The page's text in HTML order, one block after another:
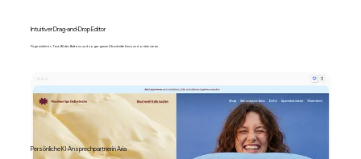
Intuitiver Drag-and-Drop Editor
Füge mühelos Text, Bilder, Buttons und sogar ganze Abschnitte hinzu und ordne sie an.
Persönliche KI-Ansprechpartnerin Aria